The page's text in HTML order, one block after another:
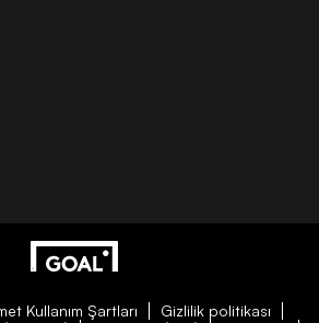
Kullanım Şartları
Gizlilik politikası